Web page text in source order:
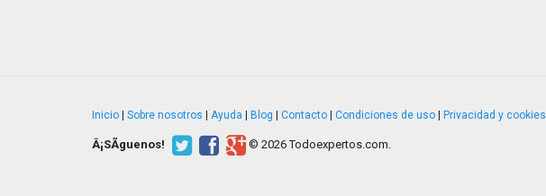
Inicio Sobre nosotros Ayuda Blog Contacto Condiciones de uso Privacidad y cookies
Â¡SÃ­guenos! © 2026 Todoexpertos.com.